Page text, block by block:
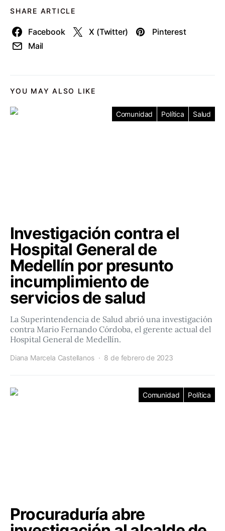
SHARE ARTICLE
Facebook X (Twitter)
Pinterest
Mail
YOU MAY ALSO LIKE
Comunidad Política Salud
Investigación contra el
Hospital General de
Medellín por presunto
incumplimiento de
servicios de salud
La Superintendencia de Salud abrió una investigación
contra Mario Fernando Córdoba, el gerente actual del
Hospital General de Medellín.
Diana Marcela Castellanos 8 de febrero de 2023
Comunidad Política
Procuraduría abre